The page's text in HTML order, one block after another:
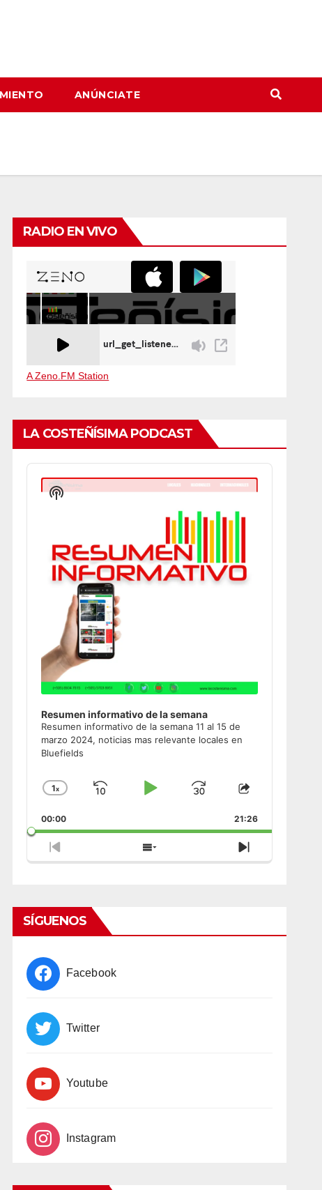
ANÚNCIATE
RADIO EN VIVO
A Zeno.FM Station
LA COSTEÑÍSIMA PODCAST
Audio
Player
Resumen informativo de la semana
Resumen informativo de la semana 11 al 15 de
marzo 2024, noticias mas relevante locales en
Bluefields
Change
Rate
1x
Skip
Play
Jump
Forward
Share
Episode
00:00 21:26
Previous
Episode
Show
Episodes
Next
Episode
Show
SÍGUENOS
Facebook
Twitter
Youtube
Instagram